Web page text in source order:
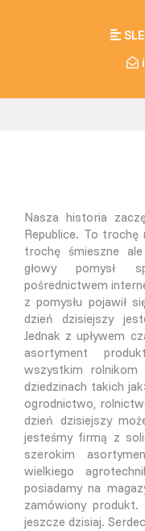
Nasza historia
Republice. To trochę
trochę śmieszne
głowy pomysł
pośrednictwem
z pomysłu pojawił
dzień dzisiejszy
Jednak z upływem
asortyment
wszystkim
dziedzinach takich
ogrodnictwo,
dzień dzisiejszy
jesteśmy firmą z
szerokim
wielkiego
posiadamy na
zamówiony
jeszcze dzisiaj.